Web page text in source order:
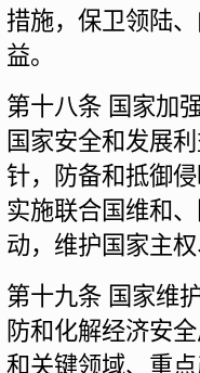
措施，保卫领陆
益。
第十八条 国家加
国家安全和发展
针，防备和抵御
实施联合国维和
动，维护国家主
第十九条 国家维
防和化解经济安
和关键领域、重